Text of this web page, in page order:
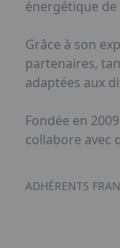
énergétique
Grâce à son
partenaires,
adaptées aux
Fondée en
collabore avec
ADHÉRENTS